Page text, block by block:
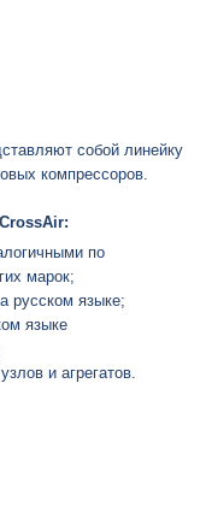
собой линейку
компрессоров.
по
марок;
русском языке;
языке
и агрегатов.